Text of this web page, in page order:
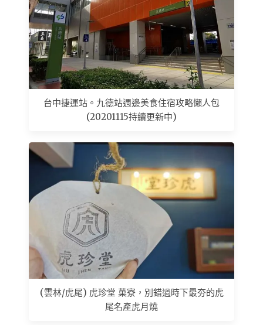
台中捷運站。九德站週邊美食住宿攻略懶人包
(20201115持續更新中)
(雲林/虎尾) 虎珍堂 菓寮，別錯過時下最夯的虎
尾名產虎月燒